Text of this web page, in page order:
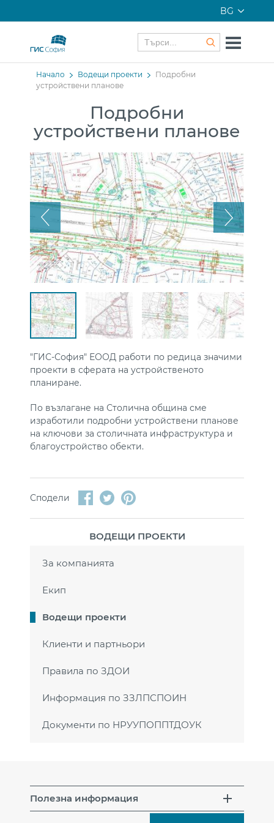
BG
Начало Водещи проекти
Подробни
устройствени планове
Подробни
устройствени планове
"ГИС-София" ЕООД работи по редица значими
проекти в сферата на устройственото
планиране.
По възлагане на Столична община сме
изработили подробни устройствени планове
на ключови за столичната инфраструктура и
благоустройство обекти.
Сподели
ВОДЕЩИ ПРОЕКТИ
За компанията
Екип
Водещи проекти
Клиенти и партньори
Правила по ЗДОИ
Информация по ЗЗЛПСПОИН
Документи по НРУУПОППТДОУК
Полезна информация